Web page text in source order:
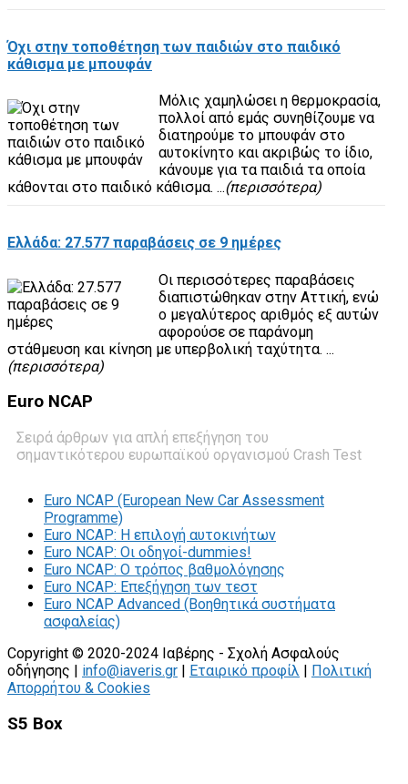
Όχι στην τοποθέτηση των παιδιών στο παιδικό
κάθισμα με μπουφάν
Μόλις χαμηλώσει η θερμοκρασία,
πολλοί από εμάς συνηθίζουμε να
διατηρούμε το μπουφάν στο
αυτοκίνητο και ακριβώς το ίδιο,
κάνουμε για τα παιδιά τα οποία
κάθονται στο παιδικό κάθισμα. ...(περισσότερα)
Ελλάδα: 27.577 παραβάσεις σε 9 ημέρες
Οι περισσότερες παραβάσεις
διαπιστώθηκαν στην Αττική, ενώ
ο μεγαλύτερος αριθμός εξ αυτών
αφορούσε σε παράνομη
στάθμευση και κίνηση με υπερβολική ταχύτητα. ...
(περισσότερα)
Euro NCAP
Σειρά άρθρων για απλή επεξήγηση του
σημαντικότερου ευρωπαϊκού οργανισμού Crash Test
Euro NCAP (European New Car Assessment
Programme)
Euro NCAP: Η επιλογή αυτοκινήτων
Euro NCAP: Οι οδηγοί-dummies!
Euro NCAP: O τρόπος βαθμολόγησης
Euro NCAP: Επεξήγηση των τεστ
Euro NCAP Advanced (Βοηθητικά συστήματα
ασφαλείας)
Copyright © 2020-2024 Ιαβέρης - Σχολή Ασφαλούς
οδήγησης | info@iaveris.gr | Εταιρικό προφίλ | Πολιτική
Απορρήτου & Cookies
S5 Box